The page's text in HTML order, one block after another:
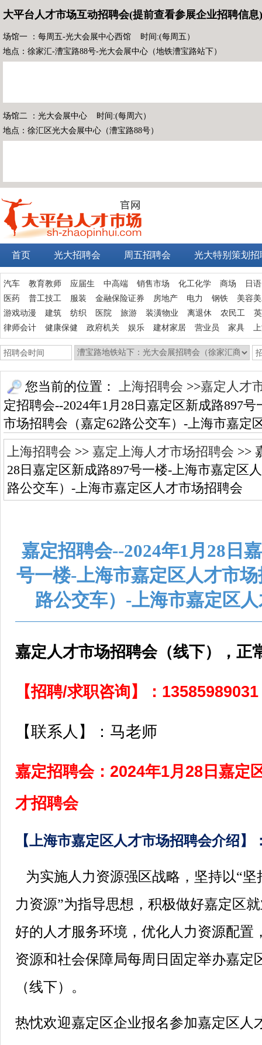
大平台人才市场互动招聘会(提前查看参展企业招聘信息)
场馆一 ：每周五-光大会展中心西馆 时间:(每周五）
地点：徐家汇-漕宝路88号-光大会展中心（地铁漕宝路站下）
场馆二 ：光大会展中心 时间:(每周六）
地点：徐汇区光大会展中心（漕宝路88号）
首页 光大招聘会 周五招聘会 光大特别策划招
汽车 教育教师 应届生 中高端 销售市场 化工化学 商场
日
医药
普工技工 服装 金融保险证券 房地产 电力 钢铁
美容
游戏动漫
建筑 纺织 医院 旅游 装潢物业 离退休 农民工
律师会计
健康保健 政府机关 娱乐 建材家居 营业员 家具
您当前的位置： 上海招聘会 >>嘉定人才
定招聘会--2024年1月28日嘉定区新成路897
市场招聘会（嘉定62路公交车）-上海市嘉定
上海招聘会 >> 嘉定上海人才市场招聘会 >>
28日嘉定区新成路897号一楼-上海市嘉定区
路公交车）-上海市嘉定区人才市场招聘会
嘉定招聘会--2024年1月28日
号一楼-上海市嘉定区人才市
路公交车）-上海市嘉定区
嘉定人才市场招聘会（线下），正
【招聘/求职咨询】：
【联系人】：马老师
嘉定招聘会：2024年1月28日嘉定
才招聘会
【上海市嘉定区人才市场招聘会介绍】
为实施人力资源强区战略，坚持以“坚
力资源”为指导思想，积极做好嘉定区
好的人才服务环境，优化人力资源配置
资源和社会保障局每周日固定举办嘉定
（线下）。
热忱欢迎嘉定区企业报名参加嘉定区人